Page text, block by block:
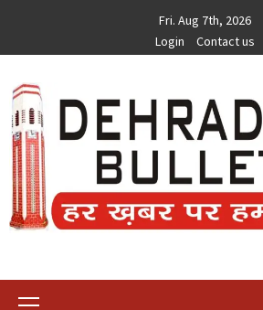
content
Fri. Aug 7th, 2026
Login
Contact us